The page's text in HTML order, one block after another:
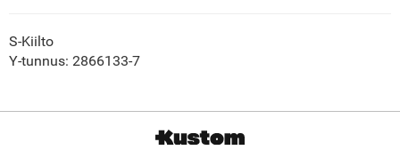
S-Kiilto
Y-tunnus: 2866133-7